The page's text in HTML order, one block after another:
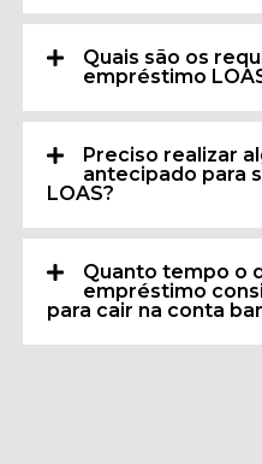
Quais são os
empréstimo
Preciso realizar
antecipado para
LOAS?
Quanto tempo o
empréstimo
para cair na conta